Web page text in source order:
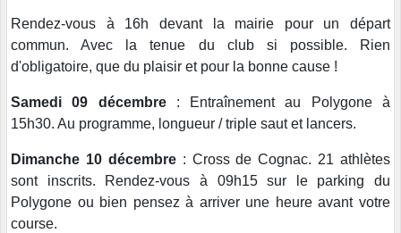
Rendez-vous à 16h devant la mairie pour un départ
commun. Avec la tenue du club si possible. Rien
d'obligatoire, que du plaisir et pour la bonne cause !
Samedi 09 décembre: Entraînement au Polygone à
15h30. Au programme, longueur / triple saut et lancers.
Dimanche 10 décembre: Cross de Cognac. 21 athlètes
sont inscrits. Rendez-vous à 09h15 sur le parking du
Polygone ou bien pensez à arriver une heure avant votre
course.